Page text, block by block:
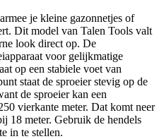
je kleine gazonnetjes of
Dit model van Talen Tools valt
look direct op. De
voor gelijkmatige
op een stabiele voet van
staat de sproeier stevig op de
de sproeier kan een
vierkante meter. Dat komt neer
18 meter. Gebruik de hendels
in te stellen.